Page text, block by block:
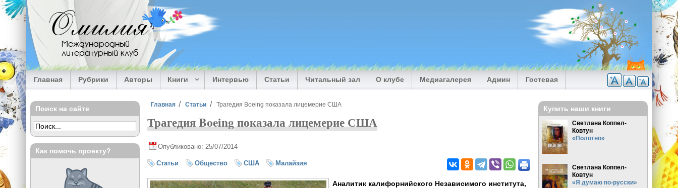
Перейти к основному содержанию
Омилия
Международный
литературный клуб
Главная Рубрики Авторы Книги Интервью Статьи Читальный зал О клубе Медиагалерея Админ Гостевая
Вы здесь
Главная Статьи Трагедия Boeing показала лицемерие США
Трагедия Boeing показала лицемерие США
Опубликовано: 25/07/2014
Статьи Общество США Малайзия
Аналитик калифорнийского Независимого института,
Поиск на сайте
Как помочь проекту?
Купить наши книги
Светлана Коппел-
Ковтун
«Полотно»
Светлана Коппел-
Ковтун
«Я думаю по-русски»